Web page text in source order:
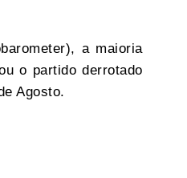
a maioria
o partido derrotado
Agosto.